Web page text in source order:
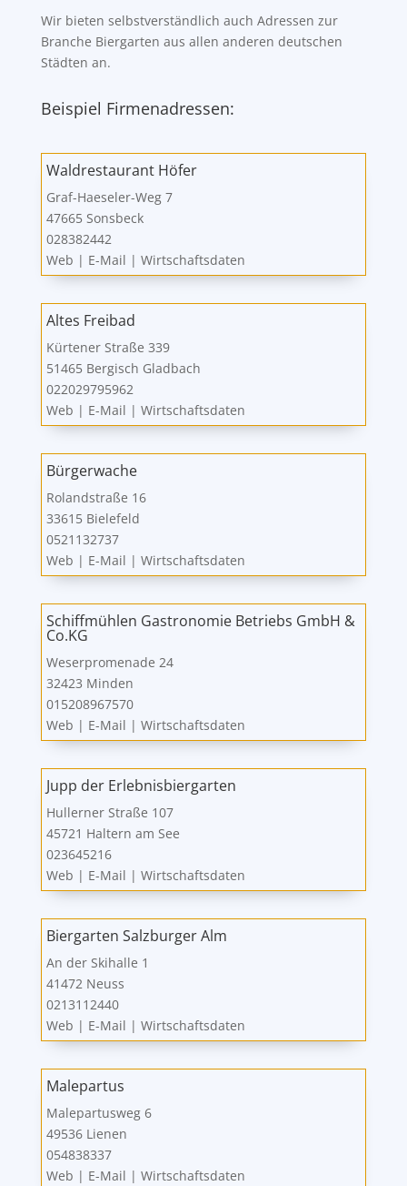
Wir bieten selbstverständlich auch Adressen zur
Branche Biergarten aus allen anderen deutschen
Städten an.
Beispiel Firmenadressen:
Waldrestaurant Höfer
Graf-Haeseler-Weg 7
47665 Sonsbeck
028382442
Web | E-Mail | Wirtschaftsdaten
Altes Freibad
Kürtener Straße 339
51465 Bergisch Gladbach
022029795962
Web | E-Mail | Wirtschaftsdaten
Bürgerwache
Rolandstraße 16
33615 Bielefeld
0521132737
Web | E-Mail | Wirtschaftsdaten
Schiffmühlen Gastronomie Betriebs GmbH &
Co.KG
Weserpromenade 24
32423 Minden
015208967570
Web | E-Mail | Wirtschaftsdaten
Jupp der Erlebnisbiergarten
Hullerner Straße 107
45721 Haltern am See
023645216
Web | E-Mail | Wirtschaftsdaten
Biergarten Salzburger Alm
An der Skihalle 1
41472 Neuss
0213112440
Web | E-Mail | Wirtschaftsdaten
Malepartus
Malepartusweg 6
49536 Lienen
054838337
Web | E-Mail | Wirtschaftsdaten